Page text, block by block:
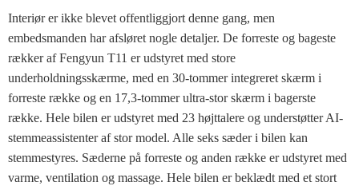
Interiør er ikke blevet offentliggjort denne gang, men
embedsmanden har afsløret nogle detaljer. De forreste og bageste
rækker af Fengyun T11 er udstyret med store
underholdningsskærme, med en 30-tommer integreret skærm i
forreste række og en 17,3-tommer ultra-stor skærm i bagerste
række. Hele bilen er udstyret med 23 højttalere og understøtter AI-
stemmeassistenter af stor model. Alle seks sæder i bilen kan
stemmestyres. Sæderne på forreste og anden række er udstyret med
varme, ventilation og massage. Hele bilen er beklædt med et stort